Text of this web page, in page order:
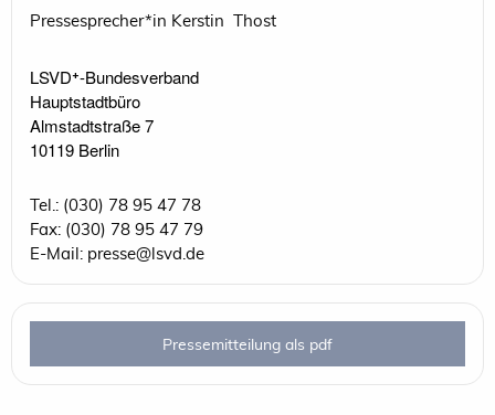
Pressesprecher*in Kerstin Thost
LSVD⁺-Bundesverband
Hauptstadtbüro
Almstadtstraße 7
10119 Berlin
Tel.: (030) 78 95 47 78
Fax: (030) 78 95 47 79
E-Mail: presse@lsvd.de
Pressemitteilung als pdf